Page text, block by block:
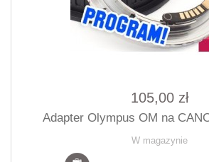
105,00 zł
Adapter Olympus OM na
W magazynie